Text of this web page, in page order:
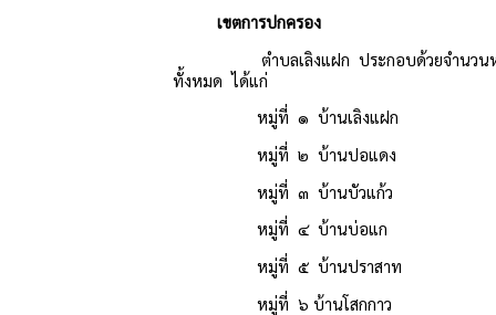
เขตการปกครอง
ตำบลเลิงแฝก ประกอบด้วยจำนวนหมู่บ้
ทั้งหมด ได้แก่
หมู่ที่ ๑ บ้านเลิงแฝก จำน
หมู่ที่ ๒ บ้านปอแดง จำนว
หมู่ที่ ๓ บ้านบัวแก้ว จำนว
หมู่ที่ ๔ บ้านบ่อแก จำนว
หมู่ที่ ๕ บ้านปราสาท จำน
หมู่ที่ ๖ บ้านโสกกาว จำน